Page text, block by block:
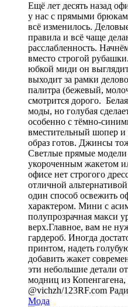
Ещё лет десять назад
у нас с прямыми
всё изменилось.
правила и всё чаще
расслабленность.
вместо строгой
юбкой миди он
выходит за рамки
палитра (бежевый,
смотрится дорого.
моды, но голубая
особенно с тёмно-
вместительный шопер
образ готов. Джинсы
Светлые прямые модели
укороченным жакетом
офисе нет строгого
отличной
один способ освежить
характером. Мини с
полупрозрачная макси
верх.Главное, вам не
гардероб. Иногда
принтом, надеть
добавить жакет
эти небольшие детали
модниц из
@vichzh/123RF.com
Мода